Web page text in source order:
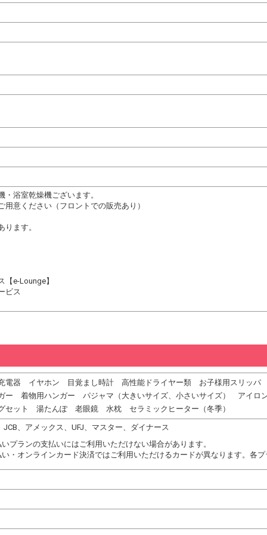
浴室乾燥機ございます。
意ください（フロントでの販売あり）
ります。
【e-Lounge】
ビス
充電器 イヤホン 目覚まし時計 高性能ドライヤー類 お子様用スリッ
ガー 着物用ハンガー パジャマ（大きいサイズ、小さいサイズ） ア
セット 湯たんぽ 老眼鏡 水枕 セラミックヒーター（冬季）
JCB、アメックス、UFJ、マスター、ダイナース
プランの支払いにはご利用いただけない場合があります。
・オンラインカード決済ではご利用いただけるカードが異なります。各